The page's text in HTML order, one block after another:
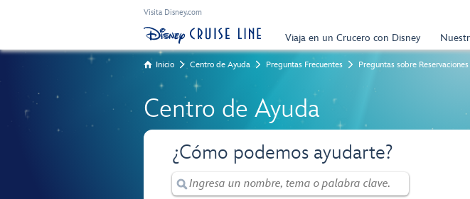
Visita Disney.com
Viaja en un Crucero con Disney
Inicio Centro de Ayuda Preguntas Frecuentes Preguntas sobre Reservaciones
Centro de Ayuda
¿Cómo podemos ayudarte?